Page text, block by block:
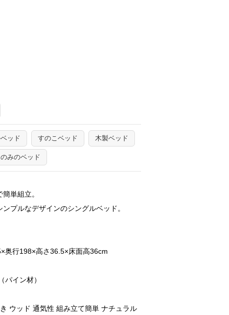
ッド すのこベッド 木製ベッド
みのベッド
単組立。
プルなデザインのシングルベッド。
奥行198×高さ36.5×床面高36cm
パイン材）
ウッド 通気性 組み立て簡単 ナチュラル